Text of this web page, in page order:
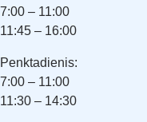
7:00 – 11:00
11:45 – 16:00
Penktadienis:
7:00 – 11:00
11:30 – 14:30